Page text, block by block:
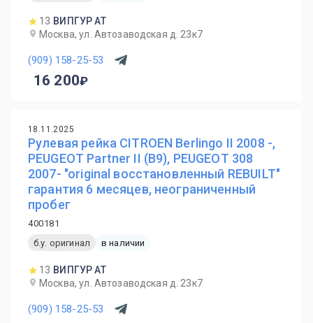
13 ВИПГУР АТ
Москва, ул. Автозаводская д. 23к7
(909) 158-25-53
16 200
18.11.2025
Рулевая рейка CITROEN Berlingo II 2008 -,
PEUGEOT Partner II (B9), PEUGEOT 308
2007- "original восстановленный REBUILT"
гарантия 6 месяцев, неограниченный
пробег
400181
б.у. оригинал
в наличии
13 ВИПГУР АТ
Москва, ул. Автозаводская д. 23к7
(909) 158-25-53